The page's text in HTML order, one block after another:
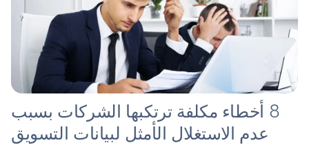
8 أخطاء مكلفة ترتكبها الشركات بسبب
عدم الاستغلال الأمثل لبيانات التسويق